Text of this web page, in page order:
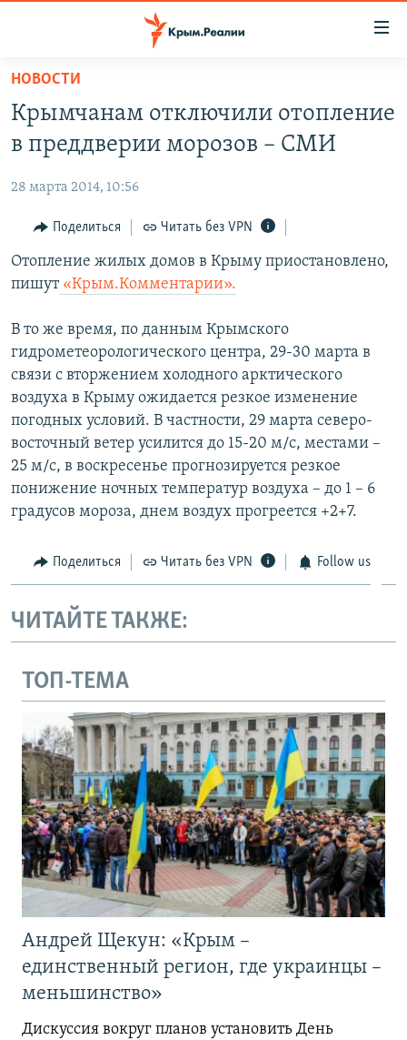
Вернуться
основному
содержанию
Вернутся
навигации
Вернутся
СПЕЦПРОЕКТЫ
КАРТА ВОЕННЫХ ОБЪЕКТОВ КРЫМА
11 ЛЕТ ОККУПАЦИИ КРЫМА. 11 ИСТОРИЙ СОПРОТИВЛЕНИЯ
ВОДА
ИСТОРИЯ
ЕЩЕ
ИНТЕРАКТИВ
ИНФОГРАФИКА
ТЕЛЕПРОЕКТ КРЫМ.РЕАЛИИ
СОВЕТЫ ПРАВОЗАЩИТНИКОВ
ПРОПАВШИЕ БЕЗ ВЕСТИ
ПОБЕДИТЕЛЕЙ НЕ СУДЯТ?
КРЫМ.НЕПОКОРЕННЫЙ
ELIFBE
УКРАИНСКАЯ ПРОБЛЕМА КРЫМА
РАДІО СВОБОДА
КАК ОБОЙТИ БЛОКИРОВКУ
Українською
Qırımtatar
ПРИСОЕДИНЯЙТЕСЬ!
НОВОСТИ
Крымчанам отключили отопление
в преддверии морозов – СМИ
28 марта 2014, 10:56
Поделиться Читать без VPN
Отопление жилых домов в Крыму приостановлено,
пишут«Крым.Комментарии».
В то же время, по данным Крымского
гидрометеорологического центра, 29-30 марта в
связи с вторжением холодного арктического
воздуха в Крыму ожидается резкое изменение
погодных условий. В частности, 29 марта северо-
восточный ветер усилится до 15-20 м/с, местами –
25 м/с, в воскресенье прогнозируется резкое
понижение ночных температур воздуха – до 1 – 6
градусов мороза, днем воздух прогреется +2+7.
Поделиться Читать без VPN Follow us
ЧИТАЙТЕ ТАКЖЕ:
ТОП-ТЕМА
Андрей Щекун: «Крым –
единственный регион, где украинцы –
меньшинство»
Дискуссия вокруг планов установить День